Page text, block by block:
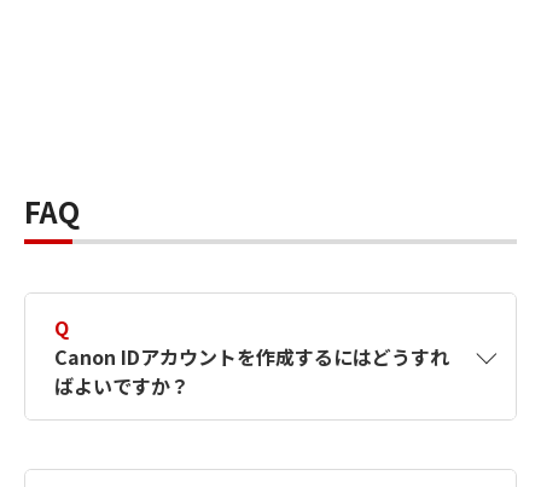
FAQ
Q
Canon IDアカウントを作成するにはどうすれ
ばよいですか？